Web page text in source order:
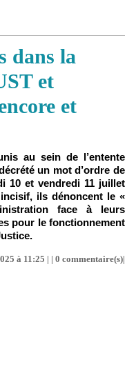
dans la
et
et
au sein de l’entente
un mot d’ordre de
10 et vendredi 11 juillet
ils dénoncent le «
face à leurs
pour le fonctionnement
à 11:25 | | 0 commentaire(s)|